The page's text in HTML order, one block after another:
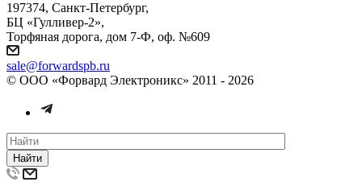
197374, Санкт-Петербург,
БЦ «Гулливер-2»,
Торфяная дорога, дом 7-Ф, оф. №609
sale@forwardspb.ru
© ООО «Форвард Электроникс» 2011 - 2026
Найти